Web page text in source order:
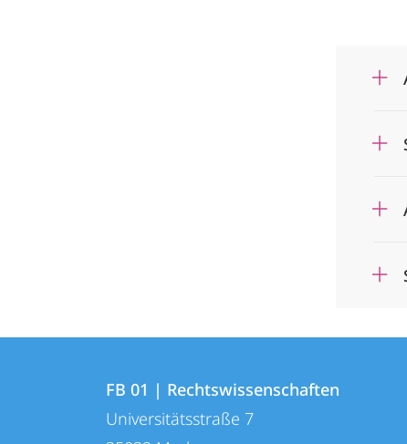
Informationen
Kontaktinformationen
FB
01
FB 01 | Rechtswissenschaften
Universitätsstraße 7